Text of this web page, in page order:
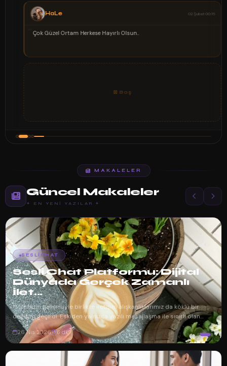
HaLe 02 Şubat 00:15
Çok Güzel Ortam Herkese Hayırlı Olsun..
⊠ Boş
MAKALELER
Güncel Makaleler
✦ EN YENI YAZILAR ✦
SESLICHAT
Sesli Chat Platformu: Dijital
Dünyada Gerçek Zamanlı
İlet...
İnternetin gelişimiyle birlikte iletişim alışkanlıklarımız da köklü bir
değişim geçirdi. Eskiden yalnızca yazılı mesajlaşma ile sınırlı olan
dijita...
26 Nis 2026 6 dk